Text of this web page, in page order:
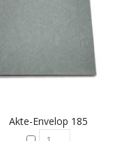
Akte-Envelop 185